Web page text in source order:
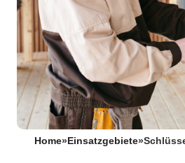
Home» Einsatzgebiete»